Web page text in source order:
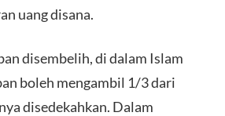
uang disana.
disembelih, di dalam Islam
boleh mengambil 1/3 dari
disedekahkan. Dalam